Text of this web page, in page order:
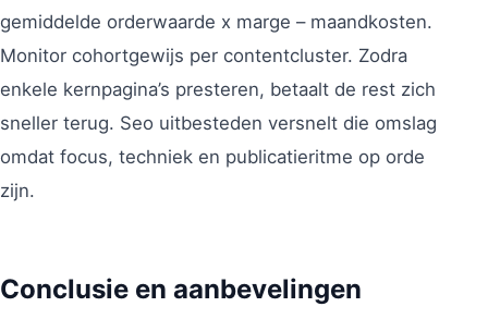
gemiddelde orderwaarde x marge – maandkosten.
Monitor cohortgewijs per contentcluster. Zodra
enkele kernpagina’s presteren, betaalt de rest zich
sneller terug. Seo uitbesteden versnelt die omslag
omdat focus, techniek en publicatieritme op orde
zijn.
Conclusie en aanbevelingen